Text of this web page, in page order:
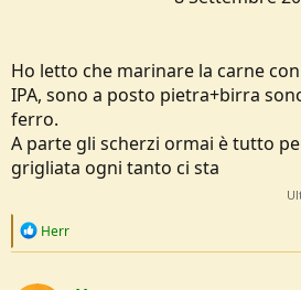
Ho letto che marinare la carne
IPA, sono a posto pietra+birra
ferro.
A parte gli scherzi ormai è tutto
grigliata ogni tanto ci sta
R
c
Herr